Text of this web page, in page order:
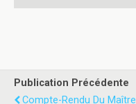
Publication Précédente
Compte-Rendu Du Maître